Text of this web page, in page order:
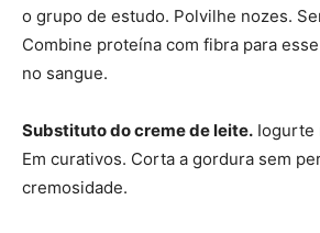
o grupo de estudo. Polvilhe nozes.
Combine proteína com fibra para
no sangue.
Substituto do creme de leite. Iogurte
Em curativos. Corta a gordura sem
cremosidade.